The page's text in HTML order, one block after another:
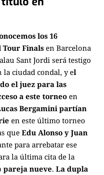
los 16
Finals en Barcelona
Sant Jordi será testigo
ciudad condal, y el
el juez para las
a este torneo en
Bergamini partían
en este último torneo
que Edu Alonso y Juan
para arrebatar ese
la última cita de la
pareja nueve. La dupla